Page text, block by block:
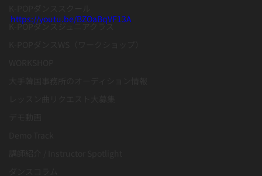
K-POPダンスジュニアクラス
https://youtu.be/BZOaBqVF13A